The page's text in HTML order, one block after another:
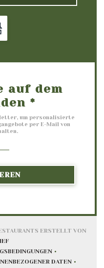
auf dem
*
um personalisierte
per E-Mail von
ERSTELLT VON
((ÖFFNET EIN NEUES
DATEN